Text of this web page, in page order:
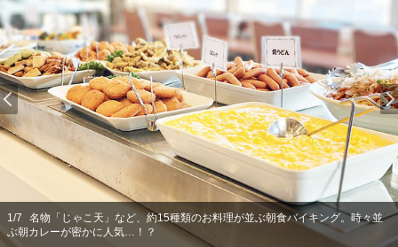
1/7
名物「じゃこ天」など、約15種類のお料理が並ぶ朝食バイキング。時々並
ぶ朝カレーが密かに人気…！？